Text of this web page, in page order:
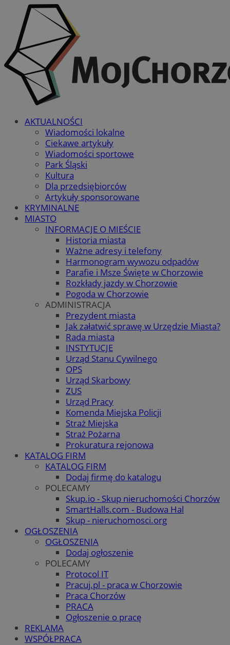
AKTUALNOŚCI
Wiadomości lokalne
Ciekawe artykuły
Wiadomości sportowe
Park Śląski
Kultura
Dla przedsiębiorców
Artykuły sponsorowane
KRYMINALNE
MIASTO
INFORMACJE O MIEŚCIE
Historia miasta
Ważne adresy i telefony
Harmonogram wywozu odpadów
Parafie i Msze Święte w Chorzowie
Rozkłady jazdy w Chorzowie
Pogoda w Chorzowie
ADMINISTRACJA
Prezydent miasta
Jak załatwić sprawę w Urzędzie Miasta?
Rada miasta
INSTYTUCJE
Urząd Stanu Cywilnego
OPS
Urząd Skarbowy
ZUS
Urząd Pracy
Komenda Miejska Policji
Straż Miejska
Straż Pożarna
Prokuratura rejonowa
KATALOG FIRM
KATALOG FIRM
Dodaj firmę do katalogu
POLECAMY
Skup.io - Skup nieruchomości Chorzów
SmartHalls.com - Budowa Hal
Skup - nieruchomosci.org
OGŁOSZENIA
OGŁOSZENIA
Dodaj ogłoszenie
POLECAMY
Protocol IT
Pracuj.pl - praca w Chorzowie
Praca Chorzów
PRACA
Ogłoszenie o pracę
REKLAMA
WSPÓŁPRACA